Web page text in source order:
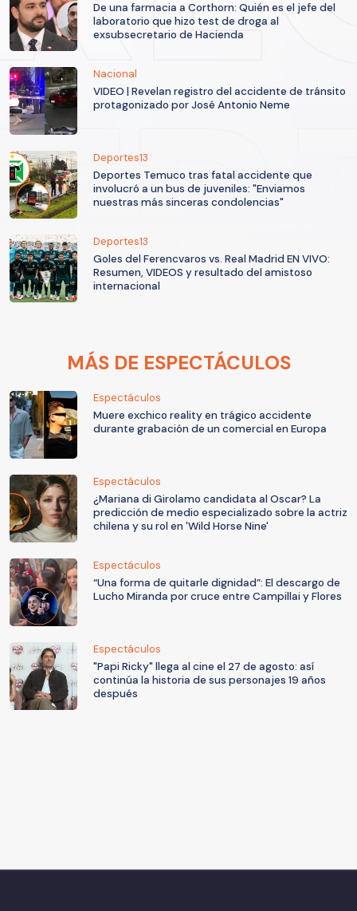
De una farmacia a Corthorn: Quién es el jefe del
laboratorio que hizo test de droga al
exsubsecretario de Hacienda
Nacional
VIDEO | Revelan registro del accidente de tránsito
protagonizado por José Antonio Neme
Deportes13
Deportes Temuco tras fatal accidente que
involucró a un bus de juveniles: "Enviamos
nuestras más sinceras condolencias"
Deportes13
Goles del Ferencvaros vs. Real Madrid EN VIVO:
Resumen, VIDEOS y resultado del amistoso
internacional
MÁS DE ESPECTÁCULOS
Espectáculos
Muere exchico reality en trágico accidente
durante grabación de un comercial en Europa
Espectáculos
¿Mariana di Girolamo candidata al Oscar? La
predicción de medio especializado sobre la actriz
chilena y su rol en 'Wild Horse Nine'
Espectáculos
“Una forma de quitarle dignidad”: El descargo de
Lucho Miranda por cruce entre Campillai y Flores
Espectáculos
"Papi Ricky" llega al cine el 27 de agosto: así
continúa la historia de sus personajes 19 años
después